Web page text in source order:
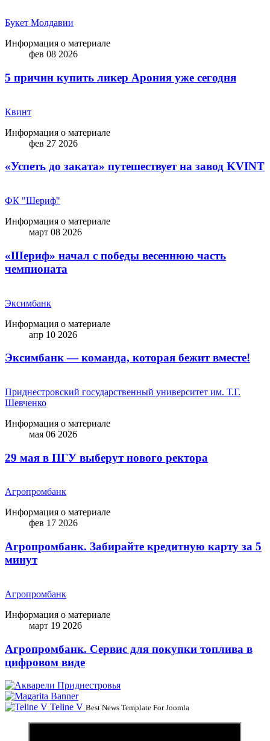
Букет Молдавии
Информация о материале
фев 08 2026
5 причин купить ликep Арония уже сегодня
Квинт
Информация о материале
фев 27 2026
«Успеть до заката» путешествует на завод KVINT
ФК "Шериф"
Информация о материале
март 08 2026
«Шериф» начал с победы весеннюю часть
чемпионата
Эксимбанк
Информация о материале
апр 10 2026
Эксимбанк — команда, которая бежит вместе!
Приднестровский государственный университет им. Т.Г.
Шевченко
Информация о материале
мая 06 2026
29 мая в ПГУ выберут нового ректора
Агропромбанк
Информация о материале
фев 17 2026
Агропромбанк. Забирайте кредитную карту за 5
минут
Агропромбанк
Информация о материале
март 19 2026
Агропромбанк. Сервис для покупки топлива в
цифровом виде
Teline V Best News Template For Joomla